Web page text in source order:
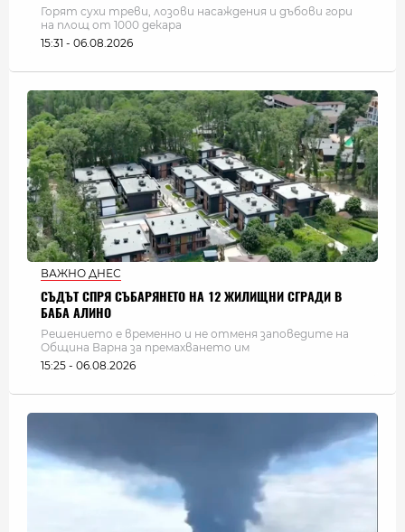
Горят сухи треви, лозови насаждения и дъбови гори
на площ от 1000 декара
15:31 - 06.08.2026
ВАЖНО ДНЕС
СЪДЪТ СПРЯ СЪБАРЯНЕТО НА 12 ЖИЛИЩНИ СГРАДИ В
БАБА АЛИНО
Решението е временно и не отменя заповедите на
Община Варна за премахването им
15:25 - 06.08.2026